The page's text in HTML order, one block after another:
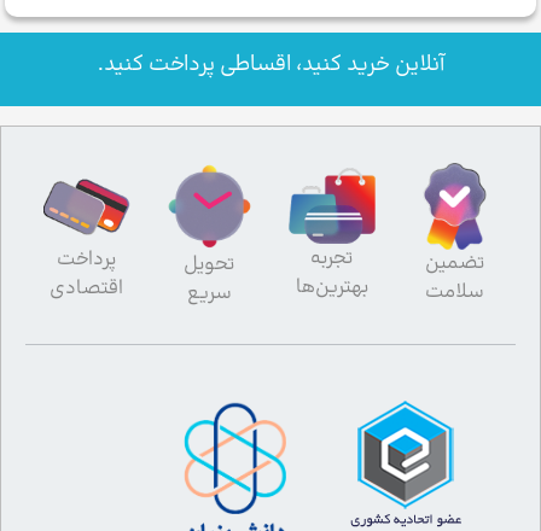
آنلاین خرید کنید، اقساطی پرداخت کنید.
تضمین
سلامت
تجربه
بهترین‌ها
تحویل
سریع
پرداخت
اقتصادی